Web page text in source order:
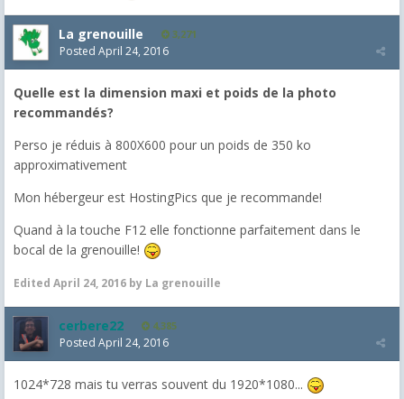
La grenouille 3,271
Posted April 24, 2016
Quelle est la dimension maxi et poids de la photo
recommandés?
Perso je réduis à 800X600 pour un poids de 350 ko
approximativement
Mon hébergeur est HostingPics que je recommande!
Quand à la touche F12 elle fonctionne parfaitement dans le
bocal de la grenouille!
Edited April 24, 2016 by La grenouille
cerbere22 4,385
Posted April 24, 2016
1024*728 mais tu verras souvent du 1920*1080...